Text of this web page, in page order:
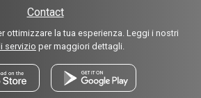
Contact
ottimizzare la tua esperienza. Leggi i nostri
servizio per maggiori dettagli.